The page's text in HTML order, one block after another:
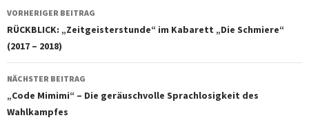
Beitragsnavigation
VORHERIGER BEITRAG
RÜCKBLICK: „Zeitgeisterstunde“ im Kabarett „Die Schmiere“
(2017 – 2018)
NÄCHSTER BEITRAG
„Code Mimimi“ – Die geräuschvolle Sprachlosigkeit des
Wahlkampfes